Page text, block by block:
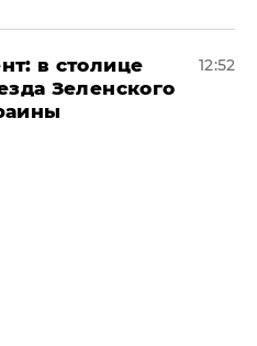
в столице
Зеленского
12:52